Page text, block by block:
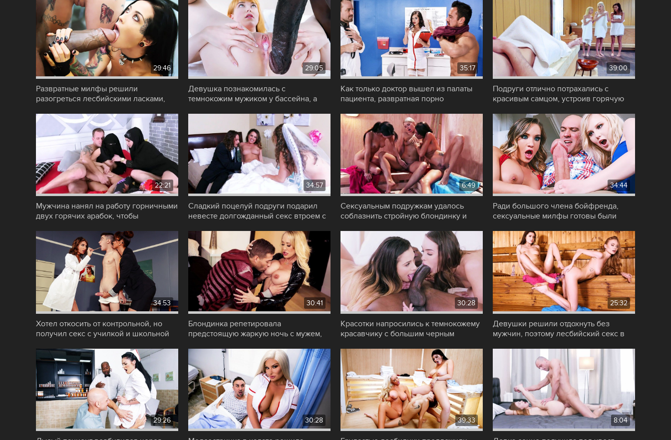
29:46
Развратные милфы решили
разогреться лесбийскими ласками,
29:05
Девушка познакомилась с
темнокожим мужиком у бассейна, а
35:17
Как только доктор вышел из палаты
пациента, развратная порно
39:00
Подруги отлично потрахались с
красивым самцом, устроив горячую
22:21
Мужчина нанял на работу горничными
двух горячих арабок, чтобы
34:57
Сладкий поцелуй подруги подарил
невесте долгожданный секс втроем с
6:49
Сексуальным подружкам удалось
соблазнить стройную блондинку и
34:44
Ради большого члена бойфренда,
сексуальные милфы готовы были
34:53
Хотел откосить от контрольной, но
получил секс с училкой и школьной
30:41
Блондинка репетировала
предстоящую жаркую ночь с мужем,
30:28
Красотки напросились к темнокожему
красавчику с большим черным
25:32
Девушки решили отдохнуть без
мужчин, поэтому лесбийский секс в
29:26 30:28 39:33 8:04